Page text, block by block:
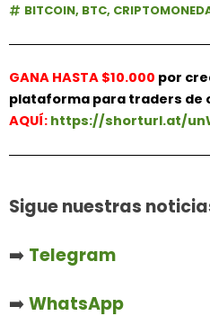
BITCOIN, BTC,
GANA HASTA $10.000 por
plataforma para traders de
AQUÍ: https://shorturl.at/
Sigue nuestras
➡️ Telegram
➡️WhatsApp